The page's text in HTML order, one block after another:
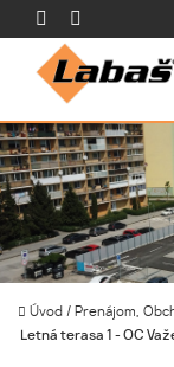
Úvod / Prenájom,
Letná terasa 1 - OC